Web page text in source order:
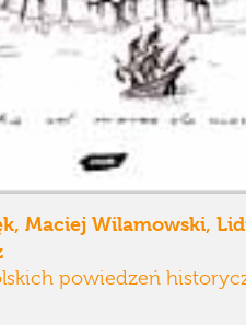
Maciej Wilamowski,
powiedzeń